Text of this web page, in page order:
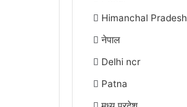
Himanchal Pradesh
नेपाल
Delhi ncr
Patna